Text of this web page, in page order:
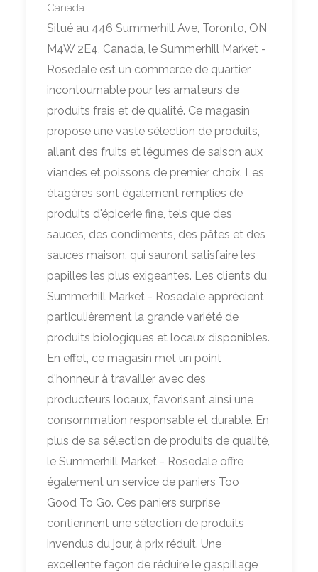
Canada
Situé au 446 Summerhill Ave, Toronto, ON
M4W 2E4, Canada, le Summerhill Market -
Rosedale est un commerce de quartier
incontournable pour les amateurs de
produits frais et de qualité. Ce magasin
propose une vaste sélection de produits,
allant des fruits et légumes de saison aux
viandes et poissons de premier choix. Les
étagères sont également remplies de
produits d'épicerie fine, tels que des
sauces, des condiments, des pâtes et des
sauces maison, qui sauront satisfaire les
papilles les plus exigeantes. Les clients du
Summerhill Market - Rosedale apprécient
particulièrement la grande variété de
produits biologiques et locaux disponibles.
En effet, ce magasin met un point
d'honneur à travailler avec des
producteurs locaux, favorisant ainsi une
consommation responsable et durable. En
plus de sa sélection de produits de qualité,
le Summerhill Market - Rosedale offre
également un service de paniers Too
Good To Go. Ces paniers surprise
contiennent une sélection de produits
invendus du jour, à prix réduit. Une
excellente façon de réduire le gaspillage